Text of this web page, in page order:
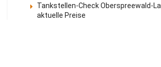
Tankstellen-Check Oberspreewald-
aktuelle Preise